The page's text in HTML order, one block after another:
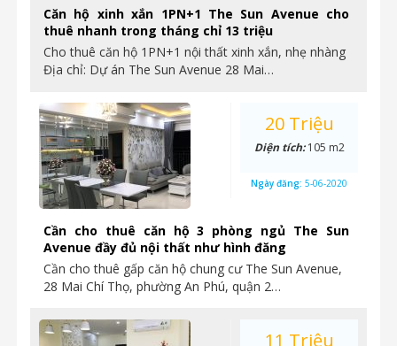
Căn hộ xinh xắn 1PN+1 The Sun Avenue cho
thuê nhanh trong tháng chỉ 13 triệu
Cho thuê căn hộ 1PN+1 nội thất xinh xắn, nhẹ nhàng
Địa chỉ: Dự án The Sun Avenue 28 Mai…
Cần cho thuê căn hộ 3 phòng ngủ The Sun
Avenue đầy đủ nội thất như hình đăng
Cần cho thuê gấp căn hộ chung cư The Sun Avenue,
28 Mai Chí Thọ, phường An Phú, quận 2…
20 Triệu
Diện tích:105 m2
Ngày đăng: 5-06-2020
11 Triệu